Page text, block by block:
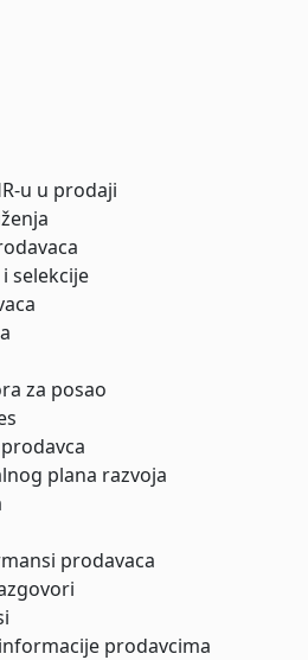
u u prodaji
selekcije
za posao
plana razvoja
prodavaca
prodavcima